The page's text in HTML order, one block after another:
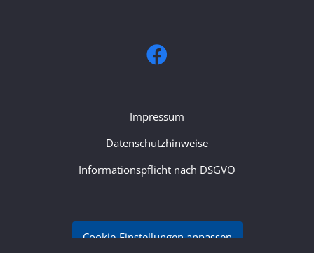
Impressum
Datenschutzhinweise
Informationspflicht nach DSGVO
Cookie-Einstellungen anpassen